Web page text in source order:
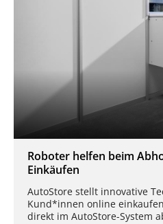
Roboter helfen beim
Einkäufen
AutoStore stellt innovative
Kund*innen online
direkt im AutoStore-System